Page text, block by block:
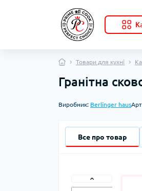
Товари для кухні
Гранітна
Виробник: Berlinger haus
Все про товар